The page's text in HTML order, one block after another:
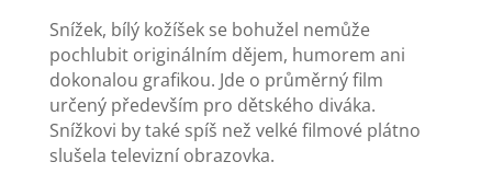
Snížek, bílý kožíšek se bohužel nemůže
pochlubit originálním dějem, humorem ani
dokonalou grafikou. Jde o průměrný film
určený především pro dětského diváka.
Snížkovi by také spíš než velké filmové plátno
slušela televizní obrazovka.